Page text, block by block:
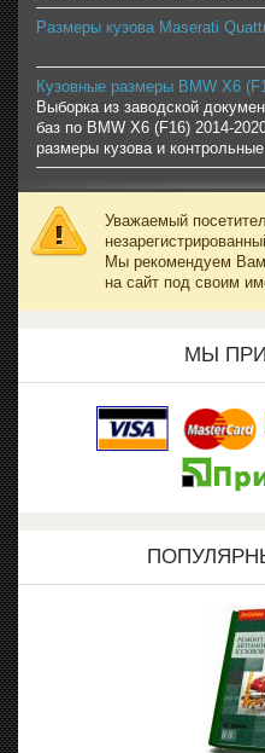
Размеры кузова Maserati
Кузовные размеры BMW X6
Выборка из заводской
баз по BMW X6 (F16) 2014-
размеры кузова и
Уважаемый
Мы рекомендуем Вам
на сайт под своим
МЫ